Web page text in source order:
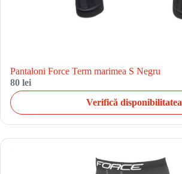
Pantaloni Force Term marimea S Negru
80 lei
Verifică disponibilitatea